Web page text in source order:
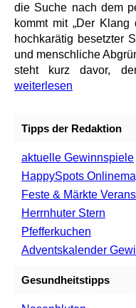
die Suche nach dem
kommt mit „Der Klang
hochkarätig besetzter
und menschliche
steht kurz davor,
weiterlesen
Tipps der Redaktion
aktuelle Gewinnspiele
HappySpots
Feste & Märkte
Herrnhuter Stern
Pfefferkuchen
Adventskalender
Gesundheitstipps